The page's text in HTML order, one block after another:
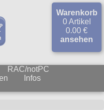
Warenkorb
0 Artikel
0.00 €
ansehen
RAC/notPC
Infos